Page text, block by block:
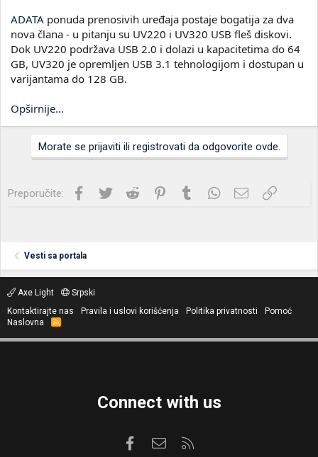
ADATA ponuda prenosivih uređaja postaje bogatija za dva
nova člana - u pitanju su UV220 i UV320 USB fleš diskovi.
Dok UV220 podržava USB 2.0 i dolazi u kapacitetima do 64
GB, UV320 je opremljen USB 3.1 tehnologijom i dostupan u
varijantama do 128 GB.
Opširnije...
Morate se prijaviti ili registrovati da odgovorite ovde.
Preporučite: Facebook
Twitter Reddit PinterestTumblrWhatsApp
Imejl Link
Vesti sa portala
Axe Light
Srpski
Kontaktirajte nas
Pravila i uslovi korišćenja Politika privatnosti
Pomoć
Naslovna
R
S
Connect with us
FacebookKontaktirajte nas